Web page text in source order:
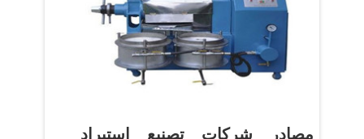
مصادر شركات تصنيع استيراد